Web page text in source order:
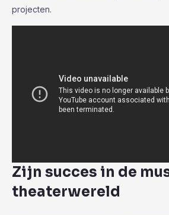
projecten.
Zijn succes in de
theaterwereld